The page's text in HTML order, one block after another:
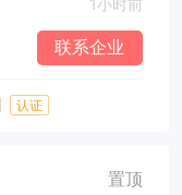
1小时前
联系企业
认证
置顶